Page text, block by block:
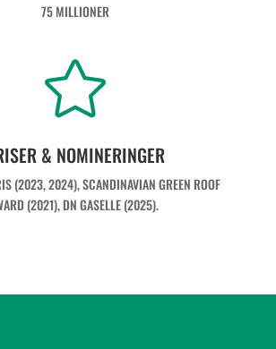
75 MILLIONER

& NOMINERINGER
(2023, 2024), SCANDINAVIAN GREEN ROOF
(2021), DN GASELLE (2025).